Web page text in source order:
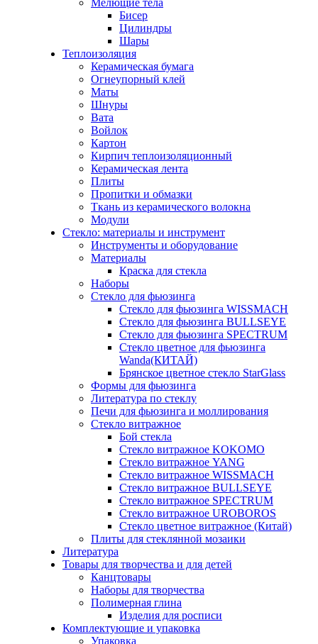
Мелющие тела
Бисер
Цилиндры
Шары
Теплоизоляция
Керамическая бумага
Огнеупорный клей
Маты
Шнуры
Вата
Войлок
Картон
Кирпич теплоизоляционный
Керамическая лента
Плиты
Пропитки и обмазки
Ткань из керамического волокна
Модули
Стекло: материалы и инструмент
Инструменты и оборудование
Материалы
Краска для стекла
Наборы
Стекло для фьюзинга
Стекло для фьюзинга WISSMACH
Стекло для фьюзинга BULLSEYE
Стекло для фьюзинга SPECTRUM
Стекло цветное для фьюзинга
Wanda(КИТАЙ)
Брянское цветное стекло StarGlass
Формы для фьюзинга
Литература по стеклу
Печи для фьюзинга и моллирования
Стекло витражное
Бой стекла
Стекло витражное KOKOMO
Стекло витражное YANG
Стекло витражное WISSMACH
Стекло витражное BULLSEYE
Стекло витражное SPECTRUM
Стекло витражное UROBOROS
Стекло цветное витражное (Китай)
Плиты для стеклянной мозаики
Литература
Товары для творчества и для детей
Канцтовары
Наборы для творчества
Полимерная глина
Изделия для росписи
Комплектующие и упаковка
Упаковка